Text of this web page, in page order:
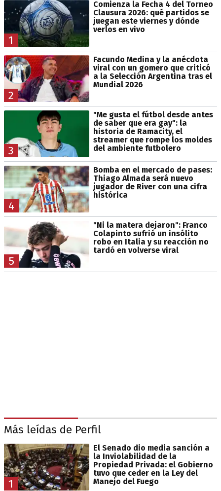
1
Comienza la Fecha 4 del Torneo
Clausura 2026: qué partidos se
juegan este viernes y dónde
verlos en vivo
2
Facundo Medina y la anécdota
viral con un gomero que criticó
a la Selección Argentina tras el
Mundial 2026
3
"Me gusta el fútbol desde antes
de saber que era gay": la
historia de Ramacity, el
streamer que rompe los moldes
del ambiente futbolero
4
Bomba en el mercado de pases:
Thiago Almada será nuevo
jugador de River con una cifra
histórica
5
"Ni la matera dejaron": Franco
Colapinto sufrió un insólito
robo en Italia y su reacción no
tardó en volverse viral
Más leídas de Perfil
1
El Senado dio media sanción a
la Inviolabilidad de la
Propiedad Privada: el Gobierno
tuvo que ceder en la Ley del
Manejo del Fuego